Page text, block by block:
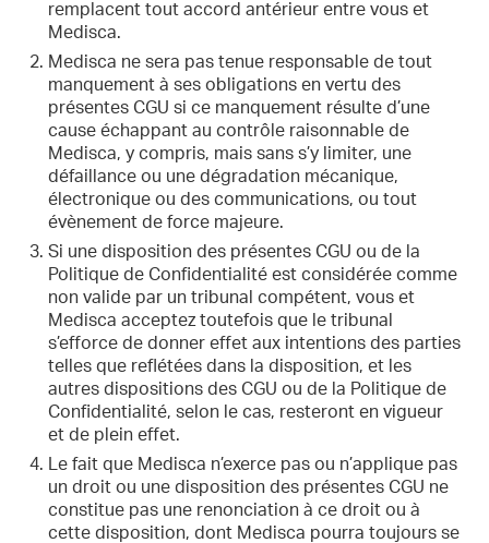
remplacent tout accord antérieur entre vous et
Medisca.
Medisca ne sera pas tenue responsable de tout
manquement à ses obligations en vertu des
présentes CGU si ce manquement résulte d’une
cause échappant au contrôle raisonnable de
Medisca, y compris, mais sans s’y limiter, une
défaillance ou une dégradation mécanique,
électronique ou des communications, ou tout
évènement de force majeure.
Si une disposition des présentes CGU ou de la
Politique de Confidentialité est considérée comme
non valide par un tribunal compétent, vous et
Medisca acceptez toutefois que le tribunal
s’efforce de donner effet aux intentions des parties
telles que reflétées dans la disposition, et les
autres dispositions des CGU ou de la Politique de
Confidentialité, selon le cas, resteront en vigueur
et de plein effet.
Le fait que Medisca n’exerce pas ou n’applique pas
un droit ou une disposition des présentes CGU ne
constitue pas une renonciation à ce droit ou à
cette disposition, dont Medisca pourra toujours se